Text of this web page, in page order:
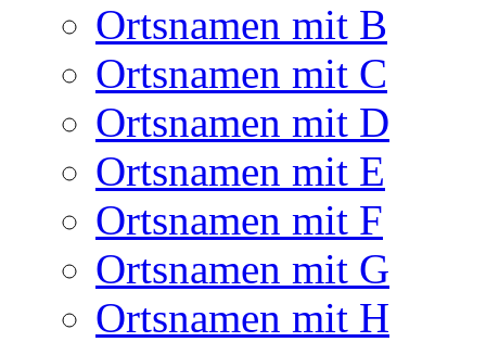
Ortsnamen mit B
Ortsnamen mit C
Ortsnamen mit D
Ortsnamen mit E
Ortsnamen mit F
Ortsnamen mit G
Ortsnamen mit H